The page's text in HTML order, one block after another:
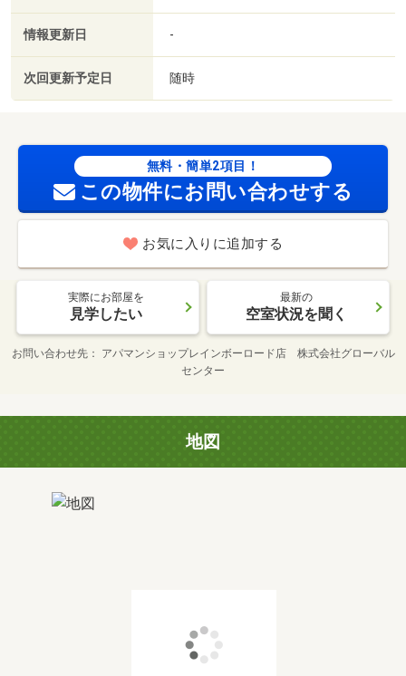
情報更新日 -
次回更新予定日 随時
無料・簡単2項目！
この物件にお問い合わせする
お気に入りに追加する
実際にお部屋を
見学したい
最新の
空室状況を聞く
お問い合わせ先
アパマンショップレインボーロード店 株式会社グローバル
センター
地図